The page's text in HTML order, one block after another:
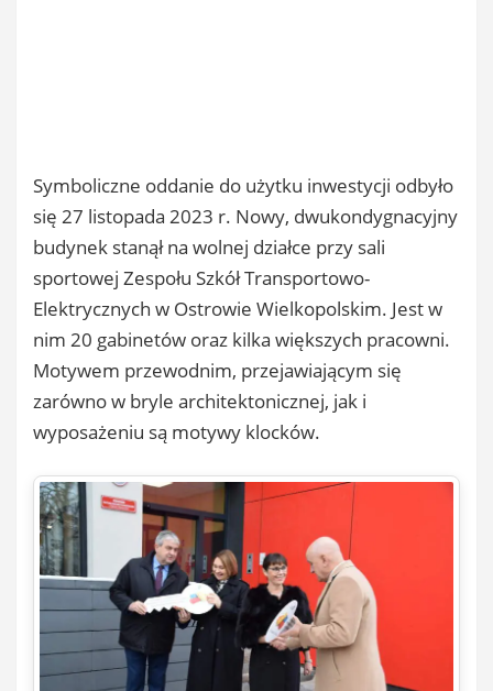
Symboliczne oddanie do użytku inwestycji odbyło
się 27 listopada 2023 r. Nowy, dwukondygnacyjny
budynek stanął na wolnej działce przy sali
sportowej Zespołu Szkół Transportowo-
Elektrycznych w Ostrowie Wielkopolskim. Jest w
nim 20 gabinetów oraz kilka większych pracowni.
Motywem przewodnim, przejawiającym się
zarówno w bryle architektonicznej, jak i
wyposażeniu są motywy klocków.